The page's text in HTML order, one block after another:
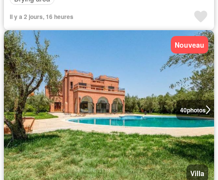
Il y a 2 jours, 16 heures
40photos
Nouveau
Villa